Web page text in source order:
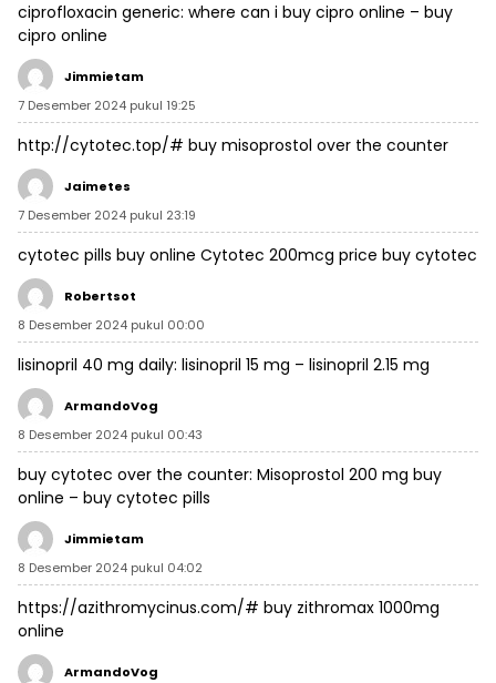
ciprofloxacin generic: where can i buy cipro online – buy
cipro online
Jimmietam
7 Desember 2024 pukul 19:25
http://cytotec.top/# buy misoprostol over the counter
Jaimetes
7 Desember 2024 pukul 23:19
cytotec pills buy online Cytotec 200mcg price buy cytotec
Robertsot
8 Desember 2024 pukul 00:00
lisinopril 40 mg daily: lisinopril 15 mg – lisinopril 2.15 mg
ArmandoVog
8 Desember 2024 pukul 00:43
buy cytotec over the counter: Misoprostol 200 mg buy
online – buy cytotec pills
Jimmietam
8 Desember 2024 pukul 04:02
https://azithromycinus.com/# buy zithromax 1000mg
online
ArmandoVog